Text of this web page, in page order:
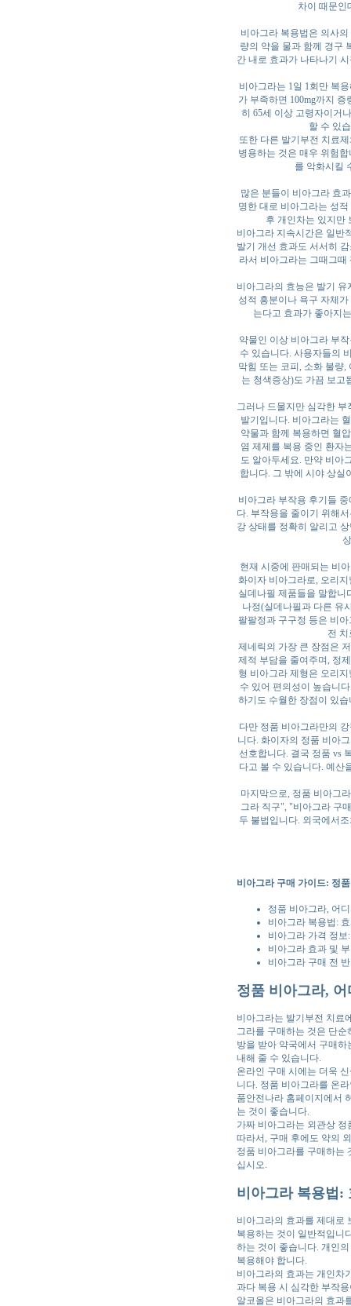
차이 때문인
비아그라 복용법은 의사
량의 약을 물과 함께 경구
간 내로 효과가 나타나기
비아그라는 1일 1회만 복
가 부족하면 100mg까지
히 65세 이상 고령자이거
할 수 있
또한 다른 발기부전 치료
병용하는 것은 매우 위험
를 악화시킬
많은 분들이 비아그라 효
명한 대로 비아그라는 성
후 개인차는 있지만
비아그라 지속시간은 일반
발기 개선 효과도 서서히
라서 비아그라는 그때그때
비아그라의 효능은 발기
성적 흥분이나 욕구 자체
는다고 효과가 좋아지
약물인 이상 비아그라 부
수 있습니다. 사용자들의
막힘 또는 코피, 소화 불량
는 청색증상)도 가끔 보고
그러나 드물지만 심각한
발기입니다. 비아그라는
약물과 함께 복용하면 혈
염 제제를 복용 중인 환자
도 알아두세요. 만약 비아
합니다. 그 밖에 시야 상실
비아그라 부작용 후기들
다. 부작용을 줄이기 위해
강 상태를 정확히 알리고
현재 시중에 판매되는 비
화이자 비아그라로, 오리
실데나필 제품들을 말합니
나정(실데나필과 다른 유
팔팔정과 구구정 등은 비
전
제네릭의 가장 큰 장점은
제적 부담을 줄여주며, 정
형 비아그라 제형은 오리
수 있어 편의성이 높습니
하기도 수월한 장점이 있
다만 정품 비아그라만의
니다. 화이자의 정품 비아
선호합니다. 결국 정품 vs
다고 볼 수 있습니다. 예산
마지막으로, 정품 비아그
그라 직구", "비아그라 구
두 불법입니다. 외국에서
비아그라 구매 가이드: 정
정품 비아그라, 어
비아그라 복용법:
비아그라 가격 정
비아그라 효과 및
비아그라 구매 전
정품 비아그라,
비아그라는 발기부전 치료
그라를 구매하는 것은 단
방을 받아 약국에서 구매
내해 줄 수 있습니다.
온라인 구매 시에는 더욱
니다. 정품 비아그라를 온
품안전나라 홈페이지에서
는 것이 좋습니다.
가짜 비아그라는 외관상
따라서, 구매 후에도 약의
정품 비아그라를 구매하는
십시오.
비아그라 복용법:
비아그라의 효과를 제대로
복용하는 것이 일반적입니
하는 것이 좋습니다. 개인
복용해야 합니다.
비아그라의 효과는 개인차
과다 복용 시 심각한 부작
알코올은 비아그라의 효과